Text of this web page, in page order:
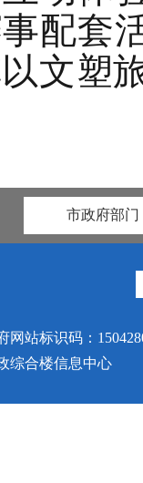
配套
文塑
市政府部门
站标识码：
综合楼信息中心